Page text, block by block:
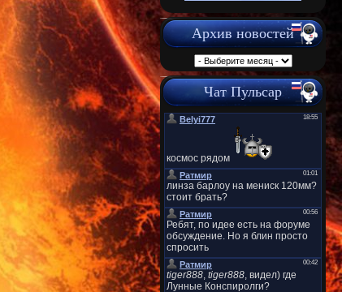
Архив новостей
Чат Пульсар